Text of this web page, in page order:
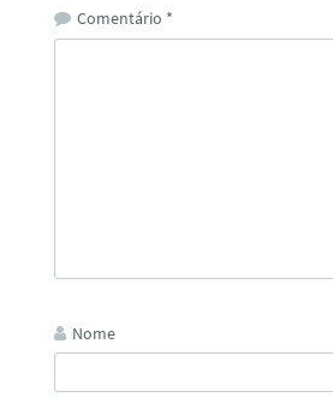
Comentário *
Nome